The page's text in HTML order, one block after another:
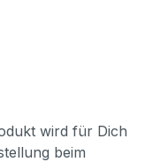
wird für Dich
beim